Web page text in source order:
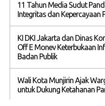
11 Tahun Media Sudut
Integritas dan Kepercayaan
KI DKI Jakarta dan Dinas
Off E Monev Keterbukaan
Badan Publik
Wali Kota Munjirin Ajak
untuk Dukung Ketahanan